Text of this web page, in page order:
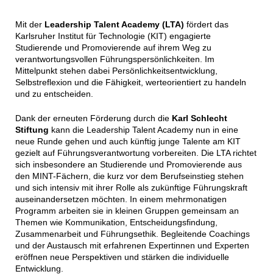
Mit der Leadership Talent Academy (LTA) fördert das
Karlsruher Institut für Technologie (KIT) engagierte
Studierende und Promovierende auf ihrem Weg zu
verantwortungsvollen Führungspersönlichkeiten. Im
Mittelpunkt stehen dabei Persönlichkeitsentwicklung,
Selbstreflexion und die Fähigkeit, werteorientiert zu handeln
und zu entscheiden.
Dank der erneuten Förderung durch die Karl Schlecht
Stiftung kann die Leadership Talent Academy nun in eine
neue Runde gehen und auch künftig junge Talente am KIT
gezielt auf Führungsverantwortung vorbereiten. Die LTA richtet
sich insbesondere an Studierende und Promovierende aus
den MINT-Fächern, die kurz vor dem Berufseinstieg stehen
und sich intensiv mit ihrer Rolle als zukünftige Führungskraft
auseinandersetzen möchten. In einem mehrmonatigen
Programm arbeiten sie in kleinen Gruppen gemeinsam an
Themen wie Kommunikation, Entscheidungsfindung,
Zusammenarbeit und Führungsethik. Begleitende Coachings
und der Austausch mit erfahrenen Expertinnen und Experten
eröffnen neue Perspektiven und stärken die individuelle
Entwicklung.